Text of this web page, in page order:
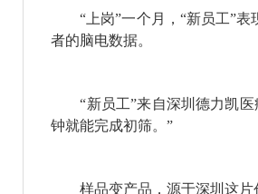
“上岗”一个月，“新员工”表
者的脑电数据。
“新员工”来自深圳德力凯医
钟就能完成初筛。”
样品变产品，源于深圳这片创